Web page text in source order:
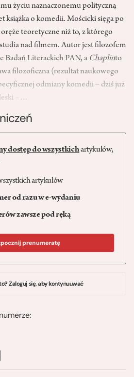
życiu naznaczonemu polityczną
książka o komedii. Mościcki sięga po
teoretyczne niż to, z którego
nad filmem. Autor jest filozofem
Badań Literackich PAN, a Chaplinto
filozoficzna (rezultat naukowego
odmiany komedii – dziś już
–…
dostęp do wszystkichartykułów,
artykułów
od razu w e-wydaniu
zawsze pod ręką
prenumeratę
Zaloguj się, aby kontynuuwać